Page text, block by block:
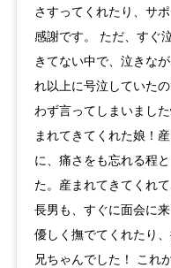
さすってくれたり、サ
感謝です。 ただ、すぐ
きてない中で、泣きな
れ以上に号泣していた
わず言ってしまいまし
まれてきてくれた娘！
に、痛さをも忘れる程
た。産まれてきてくれ
長男も、すぐに面会に
優しく撫でてくれたり
兄ちゃんでした！ これ